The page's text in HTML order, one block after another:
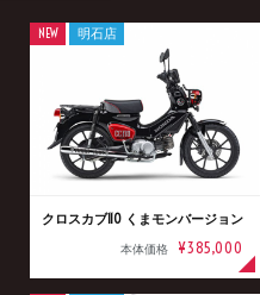
クロスカブ110 くまモンバージョン
本体価格 ¥385,000
NEW 明石店